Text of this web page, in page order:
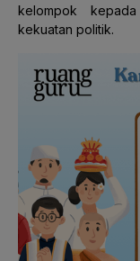
kelompok
kekuatan politik.